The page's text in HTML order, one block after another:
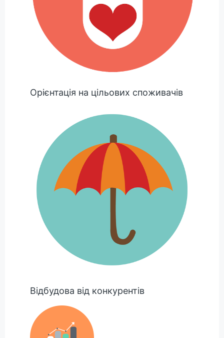
Орієнтація на цільових споживачів
Відбудова від конкурентів